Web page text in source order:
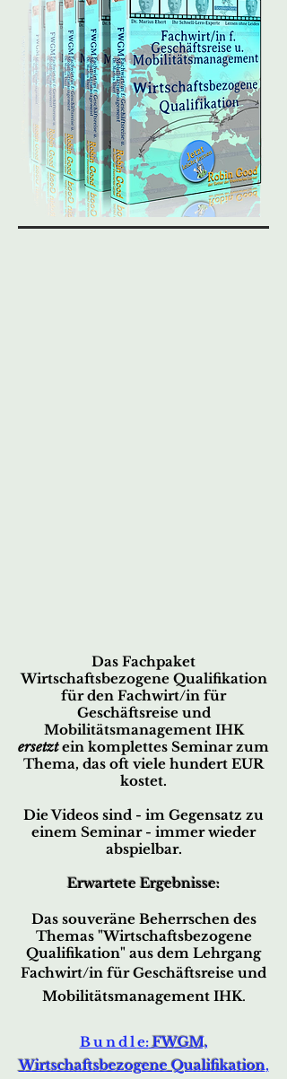
Das Fachpaket
Wirtschaftsbezogene Qualifikation
für den Fachwirt/in für
Geschäftsreise und
Mobilitätsmanagement IHK
ersetztein komplettes Seminar zum
Thema, das oft viele hundert EUR
kostet.
Die Videos sind - im Gegensatz zu
einem Seminar - immer wieder
abspielbar.
Erwartete Ergebnisse:
Das souveräne Beherrschen des
Themas "Wirtschaftsbezogene
Qualifikation" aus dem Lehrgang
Fachwirt/in für Geschäftsreise und
Mobilitätsmanagement IHK.
Bundle: FWGM,
Wirtschaftsbezogene Qualifikation,